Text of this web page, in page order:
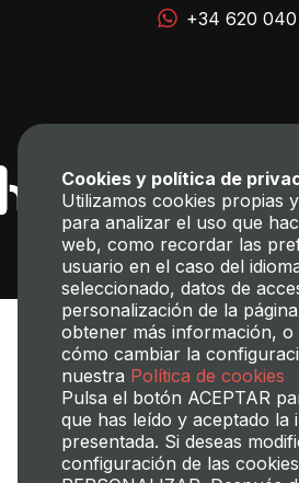
+34 620
TransparenciaPerfil del contratante
Política de cookiesPolítica de
Cookies y política de
Utilizamos cookies propias
para analizar el uso que
web, como recordar las
usuario en el caso del
seleccionado, datos de
personalización de la
obtener más información,
cómo cambiar la
nuestra Política de cookies
Pulsa el botón ACEPTAR
que has leído y aceptado la
presentada. Si deseas
configuración de las